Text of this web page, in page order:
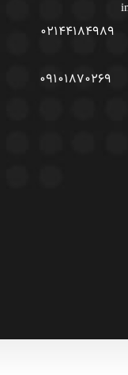
۰۲۱۴۴۱۸۴۹۸۹
۰۹۱۰۱۸۷۰۲۶۹